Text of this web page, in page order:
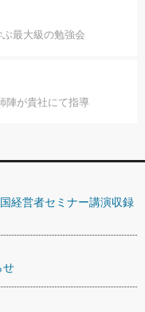
最大級の勉強会
陣が貴社にて指導
経営者セミナー講演収録
せ